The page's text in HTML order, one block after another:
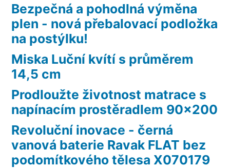
Bezpečná a pohodlná výměna
plen - nová přebalovací podložka
na postýlku!
Miska Luční kvítí s průměrem
14,5 cm
Prodloužte životnost matrace s
napínacím prostěradlem 90×200
Revoluční inovace - černá
vanová baterie Ravak FLAT bez
podomítkového tělesa X070179